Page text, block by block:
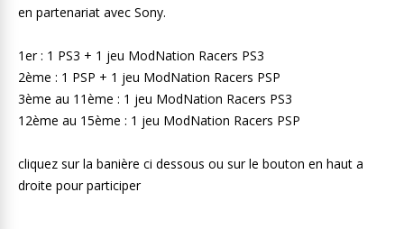
en partenariat avec Sony.
1er : 1 PS3 + 1 jeu ModNation Racers PS3
2ème : 1 PSP + 1 jeu ModNation Racers PSP
3ème au 11ème : 1 jeu ModNation Racers PS3
12ème au 15ème : 1 jeu ModNation Racers PSP
cliquez sur la banière ci dessous ou sur le bouton en haut a
droite pour participer